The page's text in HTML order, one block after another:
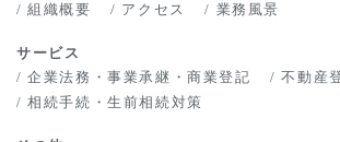
組織概要
アクセス 業務風景
サービス
企業法務・事業承継・商業登記
不動産
相続手続・生前相続対策